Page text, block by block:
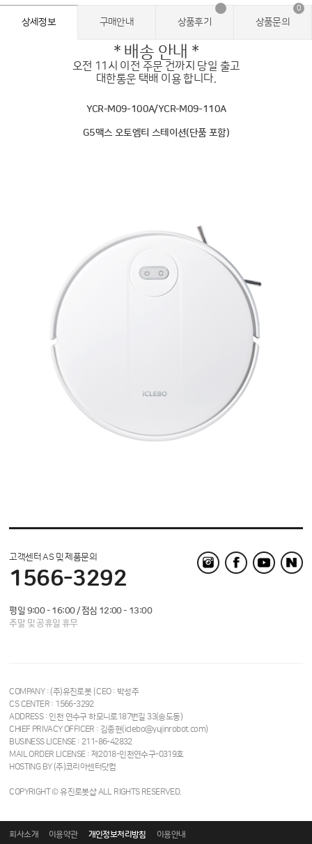
상세정보 구매안내 상품후기 상품문의
0
* 배송 안내 *
오전 11시 이전 주문 건까지 당일 출고
대한통운 택배 이용 합니다.
YCR-M09-100A/YCR-M09-110A
G5맥스 오토엠티 스테이션(단품 포함)
고객센터 AS 및 제품문의
1566-3292
평일 9:00 - 16:00 / 점심 12:00 - 13:00
주말 및 공휴일 휴무
COMPANY : (주)유진로봇 | CEO : 박성주
CS CENTER : 1566-3292
ADDRESS : 인천 연수구 하모니로187번길 33(송도동)
CHIEF PRIVACY OFFICER : 김종현(iclebo@yujinrobot.com)
BUSINESS LICENSE : 211-86-42832
MAIL ORDER LICENSE : 제2018-인천연수구-0319호
HOSTING BY (주)코리아센터닷컴
COPYRIGHT © 유진로봇샵 ALL RIGHTS RESERVED.
회사소개 이용약관 개인정보처리방침 이용안내